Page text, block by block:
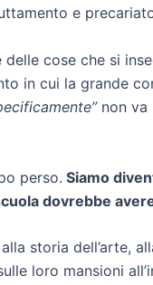
e
cose che si
in cui la grande
non va
perso. Siamo
dovrebbe
storia dell’arte,
loro mansioni